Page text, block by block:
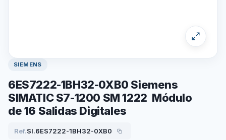
SIEMENS
6ES7222-1BH32-0XB0 Siemens
SIMATIC S7-1200 SM 1222 Módulo
de 16 Salidas Digitales
Ref.SI.6ES7222-1BH32-0XB0